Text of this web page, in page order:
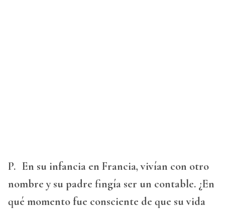
P. En su infancia en Francia, vivían con otro
nombre y su padre fingía ser un contable. ¿En
qué momento fue consciente de que su vida